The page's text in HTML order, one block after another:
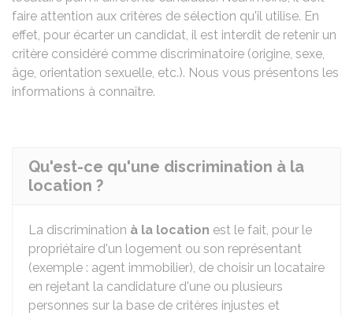
faire attention aux critères de sélection qu'il utilise. En
effet, pour écarter un candidat, il est interdit de retenir un
critère considéré comme discriminatoire (origine, sexe,
âge, orientation sexuelle, etc.). Nous vous présentons les
informations à connaître.
Qu'est-ce qu'une discrimination à la
location ?
La discrimination à la location est le fait, pour le
propriétaire d'un logement ou son représentant
(exemple : agent immobilier), de choisir un locataire
en rejetant la candidature d'une ou plusieurs
personnes sur la base de critères injustes et